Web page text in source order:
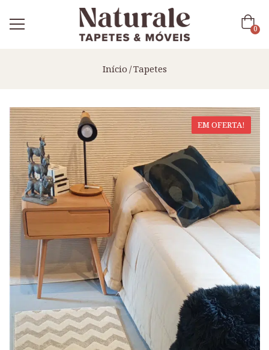
0
Início Tapetes
EM OFERTA!